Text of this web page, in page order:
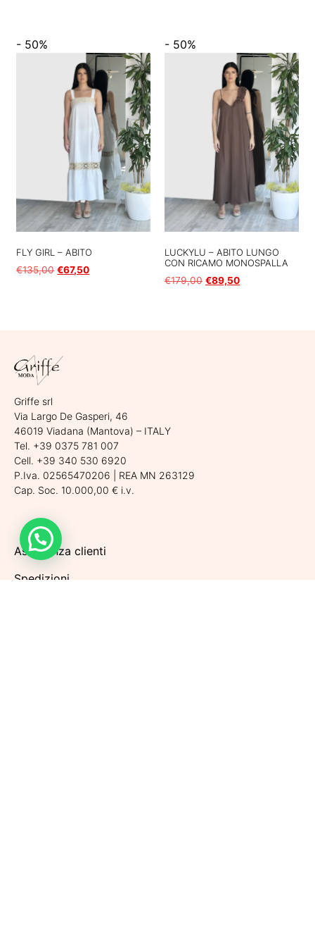
- 50%
FLY GIRL – ABITO
€135,00 €67,50
- 50%
LUCKYLU – ABITO LUNGO
CON RICAMO MONOSPALLA
€179,00 €89,50
Griffe srl
Via Largo De Gasperi, 46
46019 Viadana (Mantova) – ITALY
Tel. +39 0375 781 007
Cell. +39 340 530 6920
P.Iva. 02565470206 | REA MN 263129
Cap. Soc. 10.000,00 € i.v.
Assistenza clienti
Spedizioni